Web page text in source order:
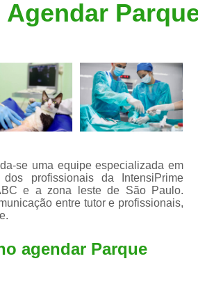
Clínica Veterinária Santo André
Consulta de
Consulta Médica
Consulta Médica Veterinária para
Consulta para
Consulta para Animais Silvestres São
Consulta para Silvestres
Consulta Veterinária para Silvestres
Exame de Laboratório para Animais
se uma equipe especializada em
profissionais da IntensiPrime
e a zona leste de São Paulo.
entre tutor e profissionais,
agendar Parque